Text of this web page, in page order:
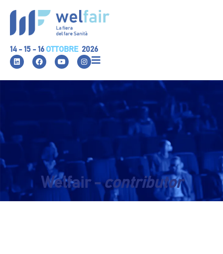
14 - 15 - 16 OTTOBRE 2026
Welfair -contributor